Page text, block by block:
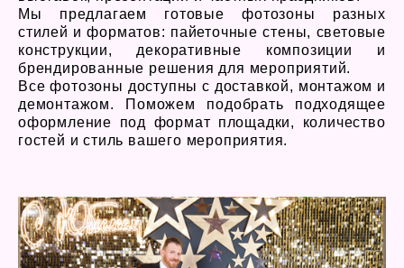
Мы предлагаем готовые фотозоны разных
стилей и форматов: пайеточные стены, световые
конструкции, декоративные композиции и
брендированные решения для мероприятий.
Все фотозоны доступны с доставкой, монтажом и
демонтажом. Поможем подобрать подходящее
оформление под формат площадки, количество
гостей и стиль вашего мероприятия.